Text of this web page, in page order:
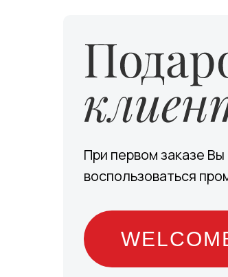
При первом заказе
воспользоваться